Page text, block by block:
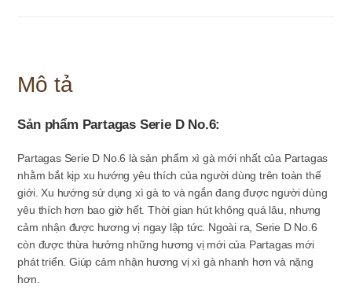
Mô tả
Sản phẩm Partagas Serie D No.6:
Partagas Serie D No.6 là sản phẩm xì gà mới nhất của Partagas
nhằm bắt kịp xu hướng yêu thích của người dùng trên toàn thế
giới. Xu hướng sử dụng xì gà to và ngắn đang được người dùng
yêu thích hơn bao giờ hết. Thời gian hút không quá lâu, nhưng
cảm nhận được hương vị ngay lập tức. Ngoài ra, Serie D No.6
còn được thừa hưởng những hương vị mới của Partagas mới
phát triển. Giúp cảm nhận hương vị xì gà nhanh hơn và nặng
hơn.